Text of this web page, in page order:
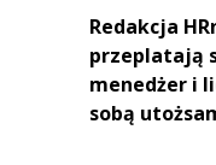
Redakcja
przeplatają
menedżer i
sobą